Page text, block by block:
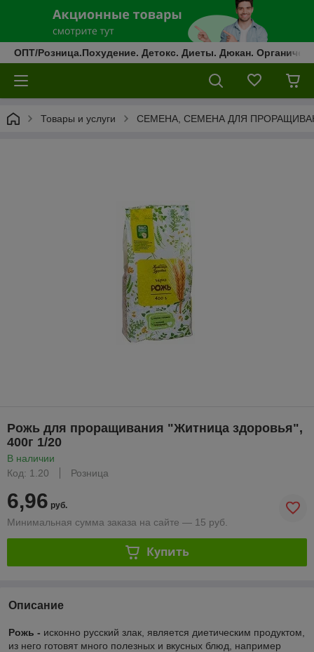
ОПТ/Розница.Похудение. Детокс. Диеты. Дюкан.
Товары и услуги СЕМЕНА, СЕМЕНА ДЛЯ
Рожь для проращивания "Житница здоровья",
400г 1/20
В наличии
Код: 1.20
Розница
6,96 руб.
Минимальная сумма заказа на сайте — 15 руб.
Купить
Описание
Рожь - исконно русский злак, является диетическим продуктом,
из него готовят много полезных и вкусных блюд, например